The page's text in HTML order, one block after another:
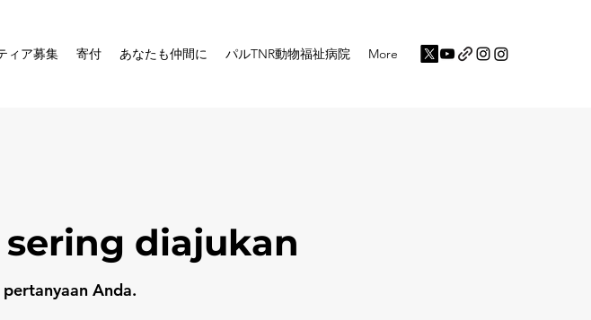
ィア募集 寄付 あなたも仲間に パルTNR動物福祉病院 More
diajukan
Anda.